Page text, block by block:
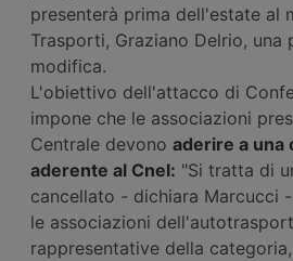
presenterà prima dell'estate al
Trasporti, Graziano Delrio, una
modifica.
L'obiettivo dell'attacco di
impone che le associazioni
Centrale devono aderire a una
aderente al Cnel: "Si tratta di
cancellato - dichiara Marcucci
le associazioni
rappresentative della